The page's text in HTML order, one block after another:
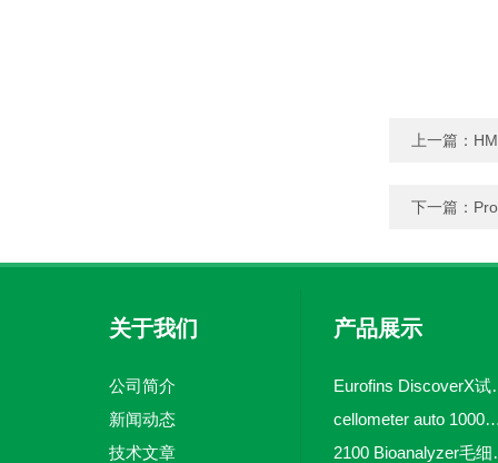
上一篇：
下一篇：
关于我们
公司简介
新闻动态
技术文章
产品展示
cellometer auto 1000全自
2100